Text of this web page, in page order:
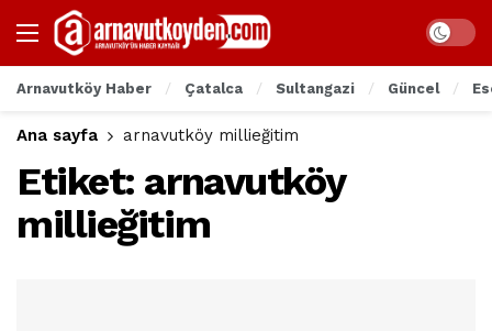
Arnavutköy Haber Çatalca Sultangazi Güncel
Ana sayfa arnavutköy millieğitim
Etiket: arnavutköy
millieğitim